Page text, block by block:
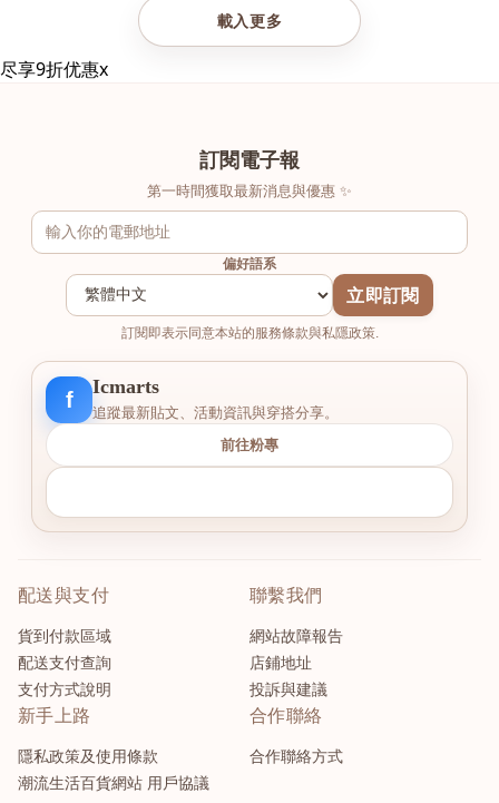
載入更多
尽享9折优惠x
訂閱電子報
第一時間獲取最新消息與優惠 ✨
偏好語系
立即訂閱
訂閱即表示同意本站的服務條款與私隱政策.
f
Icmarts
追蹤最新貼文、活動資訊與穿搭分享。
前往粉專
配送與支付
貨到付款區域
配送支付查詢
支付方式說明
聯繫我們
網站故障報告
店鋪地址
投訴與建議
新手上路
隱私政策及使用條款
潮流生活百貨網站 用戶協議
合作聯絡
合作聯絡方式